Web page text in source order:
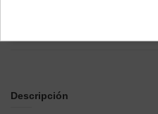
Descripción